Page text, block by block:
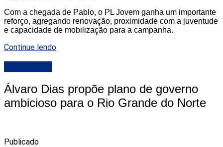
Com a chegada de Pablo, o PL Jovem ganha um importante
reforço, agregando renovação, proximidade com a juventude
e capacidade de mobilização para a campanha.
Continue lendo
Álvaro Dias propõe plano de governo
ambicioso para o Rio Grande do Norte
Publicado